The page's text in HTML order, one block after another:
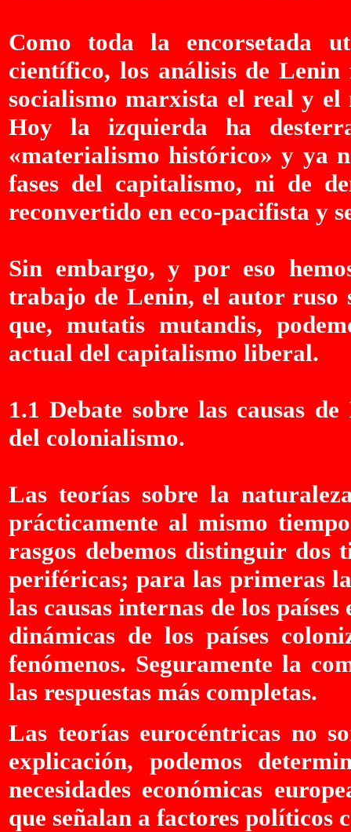
Como toda la encorsetada
científico, los análisis de
socialismo marxista el real y el
Hoy la izquierda ha
«materialismo histórico» y ya
fases del capitalismo, ni de
reconvertido en eco-pacifista y
Sin embargo, y por eso
trabajo de Lenin, el autor ruso
que, mutatis mutandis,
actual del capitalismo liberal.
1.1 Debate sobre las causas
del colonialismo.
Las teorías sobre la
prácticamente al mismo
rasgos debemos distinguir dos
periféricas; para las primeras
las causas internas de los
dinámicas de los países
fenómenos. Seguramente la
las respuestas más completas.
Las teorías eurocéntricas no
explicación, podemos
necesidades económicas
que señalan a factores